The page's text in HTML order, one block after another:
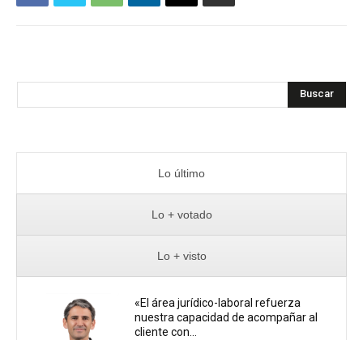
Buscar
Lo último
Lo + votado
Lo + visto
«El área jurídico-laboral refuerza
nuestra capacidad de acompañar al
cliente con...